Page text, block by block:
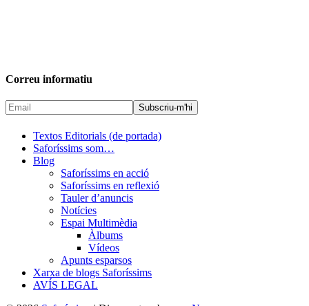
Correu informatiu
Textos Editorials (de portada)
Saforíssims som…
Blog
Saforíssims en acció
Saforíssims en reflexió
Tauler d’anuncis
Notícies
Espai Multimèdia
Àlbums
Vídeos
Apunts esparsos
Xarxa de blogs Saforíssims
AVÍS LEGAL